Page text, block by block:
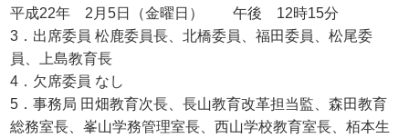
平成22年 2月5日（金曜日） 午後 12時15分
3．出席委員 松鹿委員長、北橋委員、福田委員、松尾委
員、上島教育長
4．欠席委員 なし
5．事務局 田畑教育次長、長山教育改革担当監、森田教育
総務室長、峯山学務管理室長、西山学校教育室長、栢本生